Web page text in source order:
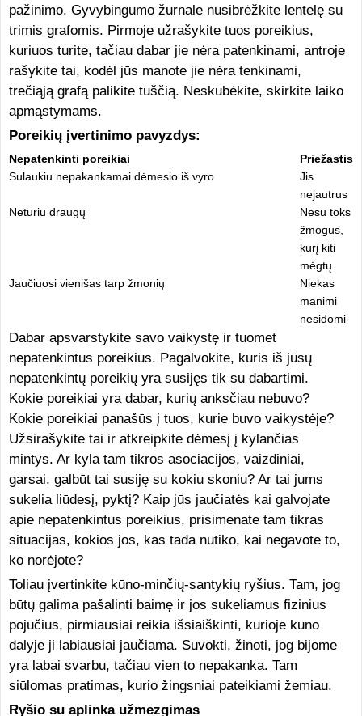
pažinimo. Gyvybingumo žurnale nusibrėžkite lentelę su
trimis grafomis. Pirmoje užrašykite tuos poreikius,
kuriuos turite, tačiau dabar jie nėra patenkinami, antroje
rašykite tai, kodėl jūs manote jie nėra tenkinami,
trečiąją grafą palikite tuščią. Neskubėkite, skirkite laiko
apmąstymams.
Poreikių įvertinimo pavyzdys:
Nepatenkinti poreikiai
Priežastis
Sulaukiu nepakankamai dėmesio iš vyro
Jis
nejautrus
Neturiu draugų
Nesu toks
žmogus,
kurį kiti
mėgtų
Jaučiuosi vienišas tarp žmonių
Niekas
manimi
nesidomi
Dabar apsvarstykite savo vaikystę ir tuomet
nepatenkintus poreikius. Pagalvokite, kuris iš jūsų
nepatenkintų poreikių yra susijęs tik su dabartimi.
Kokie poreikiai yra dabar, kurių anksčiau nebuvo?
Kokie poreikiai panašūs į tuos, kurie buvo vaikystėje?
Užsirašykite tai ir atkreipkite dėmesį į kylančias
mintys. Ar kyla tam tikros asociacijos, vaizdiniai,
garsai, galbūt tai susiję su kokiu skoniu? Ar tai jums
sukelia liūdesį, pyktį? Kaip jūs jaučiatės kai galvojate
apie nepatenkintus poreikius, prisimenate tam tikras
situacijas, kokios jos, kas tada nutiko, kai negavote to,
ko norėjote?
Toliau įvertinkite kūno-minčių-santykių ryšius. Tam, jog
būtų galima pašalinti baimę ir jos sukeliamus fizinius
pojūčius, pirmiausiai reikia išsiaiškinti, kurioje kūno
dalyje ji labiausiai jaučiama. Suvokti, žinoti, jog bijome
yra labai svarbu, tačiau vien to nepakanka. Tam
siūlomas pratimas, kurio žingsniai pateikiami žemiau.
Ryšio su aplinka užmezgimas